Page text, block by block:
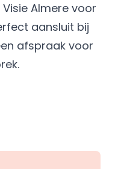
Almere voor
aansluit bij
afspraak voor